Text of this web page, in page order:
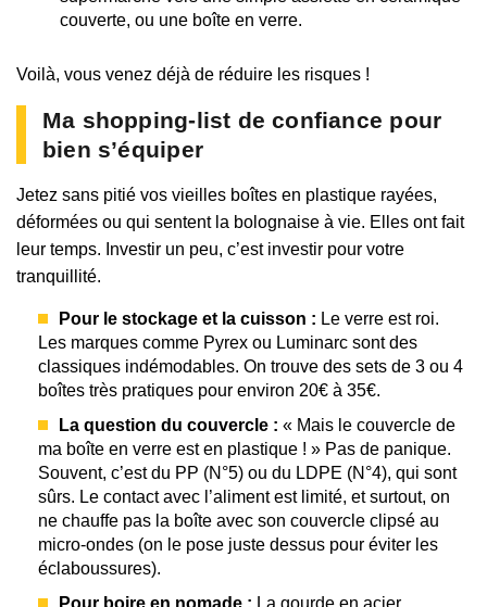
couverte, ou une boîte en verre.
Voilà, vous venez déjà de réduire les risques !
Ma shopping-list de confiance pour
bien s’équiper
Jetez sans pitié vos vieilles boîtes en plastique rayées,
déformées ou qui sentent la bolognaise à vie. Elles ont fait
leur temps. Investir un peu, c’est investir pour votre
tranquillité.
Pour le stockage et la cuisson : Le verre est roi.
Les marques comme Pyrex ou Luminarc sont des
classiques indémodables. On trouve des sets de 3 ou 4
boîtes très pratiques pour environ 20€ à 35€.
La question du couvercle : « Mais le couvercle de
ma boîte en verre est en plastique ! » Pas de panique.
Souvent, c’est du PP (N°5) ou du LDPE (N°4), qui sont
sûrs. Le contact avec l’aliment est limité, et surtout, on
ne chauffe pas la boîte avec son couvercle clipsé au
micro-ondes (on le pose juste dessus pour éviter les
éclaboussures).
Pour boire en nomade : La gourde en acier